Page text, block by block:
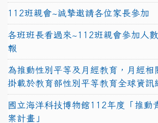
112班親會~誠摯邀請各位家長參加
各班班長看過來~112班親會參加人
報
為推動性別平等及月經教育，月經相
掛載於教育部性別平等教育全球資訊
國立海洋科技博物館112年度「推動
案計畫」